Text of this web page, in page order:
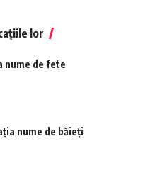
lor
nume de fete
nume de băieți